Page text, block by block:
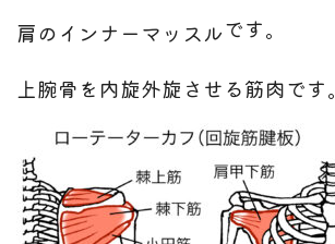
肩のインナーマッスルです。
上腕骨を内旋外旋させる筋肉です。